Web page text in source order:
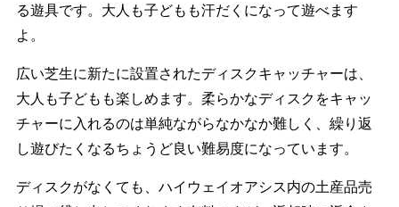
る遊具です。大人も子どもも汗だくになって遊べます
よ。
広い芝生に新たに設置されたディスクキャッチャーは、
大人も子どもも楽しめます。柔らかなディスクをキャッ
チャーに入れるのは単純ながらなかなか難しく、繰り返
し遊びたくなるちょうど良い難易度になっています。
ディスクがなくても、ハイウェイオアシス内の土産品売